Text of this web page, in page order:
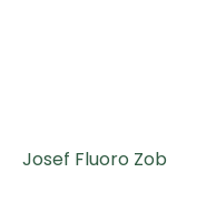
Josef Fluoro Zob